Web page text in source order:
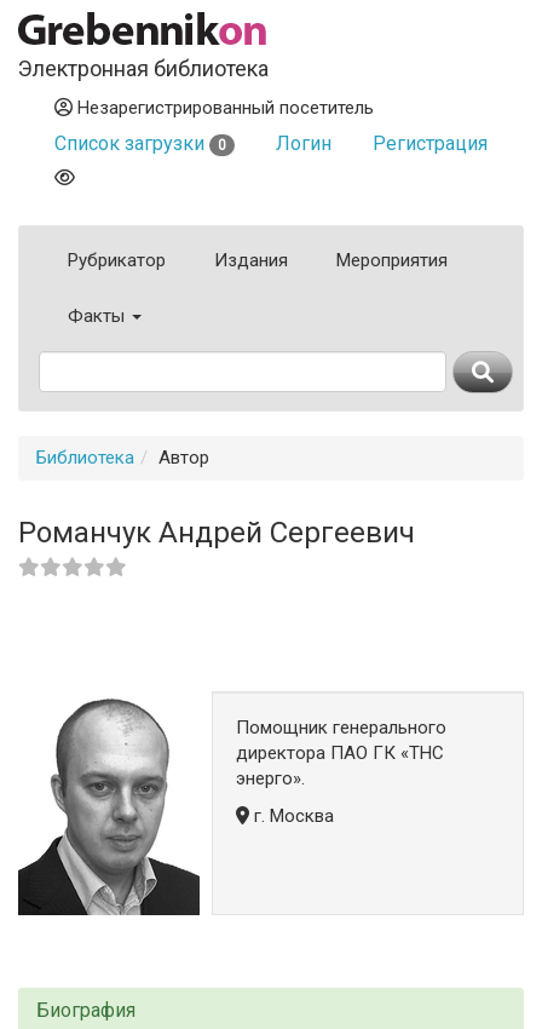
Электронная библиотека
Незарегистрированный посетитель
Список загрузки 0 Логин Регистрация
Рубрикатор Издания Мероприятия
Факты
Библиотека Автор
Романчук Андрей Сергеевич
Помощник генерального
директора ПАО ГК «ТНС
энерго».
г. Москва
Биография